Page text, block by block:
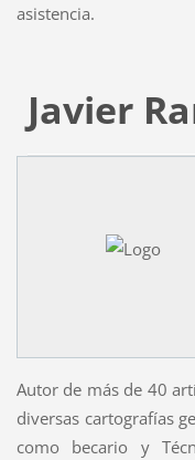
asistencia.
Javier
Autor de más de 40
diversas cartografías
como becario y